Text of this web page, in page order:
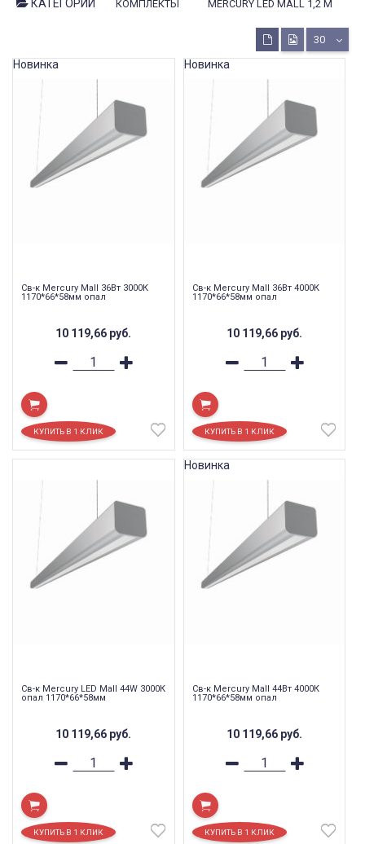
КАТЕГОРИИ КОМПЛЕКТЫ MERCURY LED MALL 1,2 М
30
Св-к Mercury Mall 36Вт 3000К
1170*66*58мм опал
10 119,66 руб.
Новинка
Св-к Mercury Mall 36Вт 4000К
1170*66*58мм опал
10 119,66 руб.
Новинка
Св-к Mercury LED Mall 44W 3000К
опал 1170*66*58мм
10 119,66 руб.
Св-к Mercury Mall 44Вт 4000К
1170*66*58мм опал
10 119,66 руб.
Новинка